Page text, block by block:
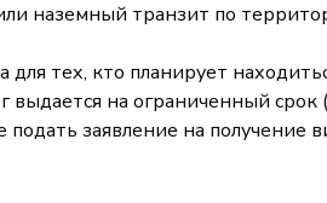
наземный транзит по
тех, кто планирует
на ограниченный
подать заявление на